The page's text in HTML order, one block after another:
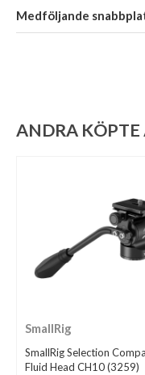
Medföljande
ANDRA KÖPTE
SmallRig
SmallRig Selection
Fluid Head CH10 (3259)